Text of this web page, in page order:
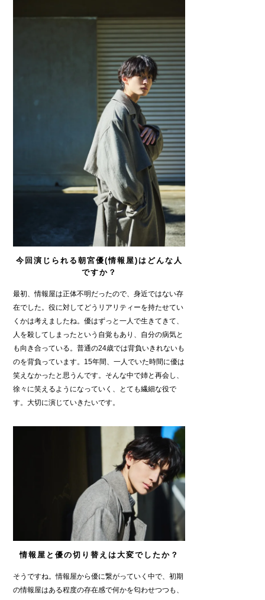
今回演じられる朝宮優(情報屋)はどんな人
ですか？
最初、情報屋は正体不明だったので、身近ではない存
在でした。役に対してどうリアリティーを持たせてい
くかは考えましたね。優はずっと一人で生きてきて、
人を殺してしまったという自覚もあり、自分の病気と
も向き合っている。普通の24歳では背負いきれないも
のを背負っています。15年間、一人でいた時間に優は
笑えなかったと思うんです。そんな中で姉と再会し、
徐々に笑えるようになっていく、とても繊細な役で
す。大切に演じていきたいです。
情報屋と優の切り替えは大変でしたか？
そうですね。情報屋から優に繋がっていく中で、初期
の情報屋はある程度の存在感で何かを匂わせつつも、